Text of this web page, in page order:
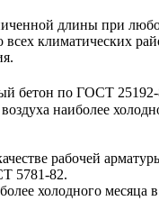
длины при
климатических
бетон по ГОСТ
наиболее
рабочей
5781-82.
холодного месяца в